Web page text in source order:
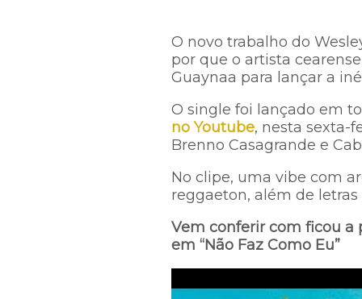
O novo trabalho do
por que o artista
Guaynaa para lançar a
O single foi lançado em
no Youtube, nesta sexta-
Brenno Casagrande e
No clipe, uma vibe com
reggaeton, além de
Vem conferir com ficou a
em “Não Faz Como Eu”